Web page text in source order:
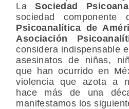
LaSociedad
sociedad
Psicoanalítica de
Asociación
considera indispensable
asesinatos de niñas,
que han ocurrido en
violencia que azota a
hace más de una
manifestamos los